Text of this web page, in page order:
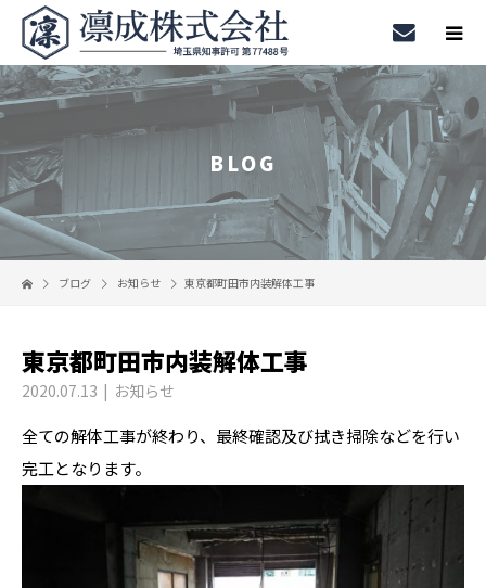
BLOG
ブログ お知らせ 東京都町田市内装解体工事
東京都町田市内装解体工事
2020.07.13 お知らせ
全ての解体工事が終わり、最終確認及び拭き掃除などを行い
完工となります。